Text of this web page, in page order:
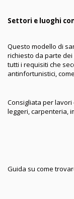
Settori e luoghi
Questo modello di
richiesto da parte
tutti i requisiti che
antinfortunistici,
Consigliata per lavori
leggeri, carpenteria,
Guida su come